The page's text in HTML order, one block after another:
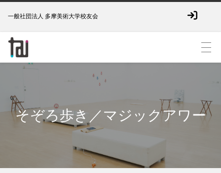
一般社団法人 多摩美術大学校友会
そぞろ歩き／マジックアワー